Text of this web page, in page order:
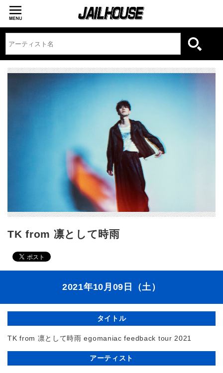
TK from 凛として時雨
2021年10月09日（土）
タイトル
TK from 凛として時雨 egomaniac feedback tour 2021
アーティスト